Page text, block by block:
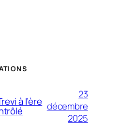
à l’ère
23
décembre
2025